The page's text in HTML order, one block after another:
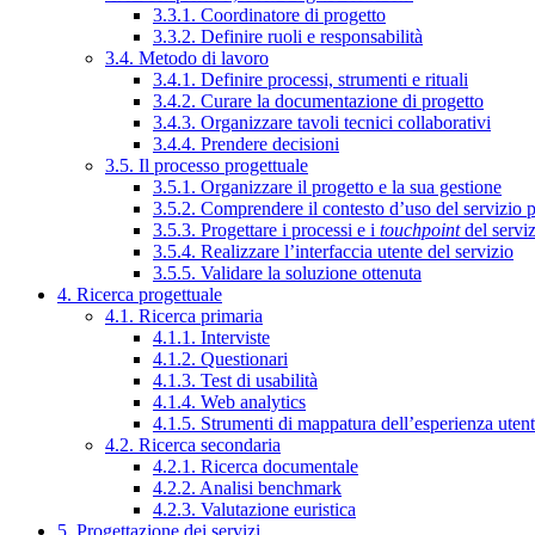
3.3.1. Coordinatore di progetto
3.3.2. Definire ruoli e responsabilità
3.4. Metodo di lavoro
3.4.1. Definire processi, strumenti e rituali
3.4.2. Curare la documentazione di progetto
3.4.3. Organizzare tavoli tecnici collaborativi
3.4.4. Prendere decisioni
3.5. Il processo progettuale
3.5.1. Organizzare il progetto e la sua gestione
3.5.2. Comprendere il contesto d’uso del servizio
3.5.3. Progettare i processi e i touchpointdel
3.5.4. Realizzare l’interfaccia utente del servizio
3.5.5. Validare la soluzione ottenuta
4. Ricerca progettuale
4.1. Ricerca primaria
4.1.1. Interviste
4.1.2. Questionari
4.1.3. Test di usabilità
4.1.4. Web analytics
4.1.5. Strumenti di mappatura dell’esperienza
4.2. Ricerca secondaria
4.2.1. Ricerca documentale
4.2.2. Analisi benchmark
4.2.3. Valutazione euristica
5. Progettazione dei servizi